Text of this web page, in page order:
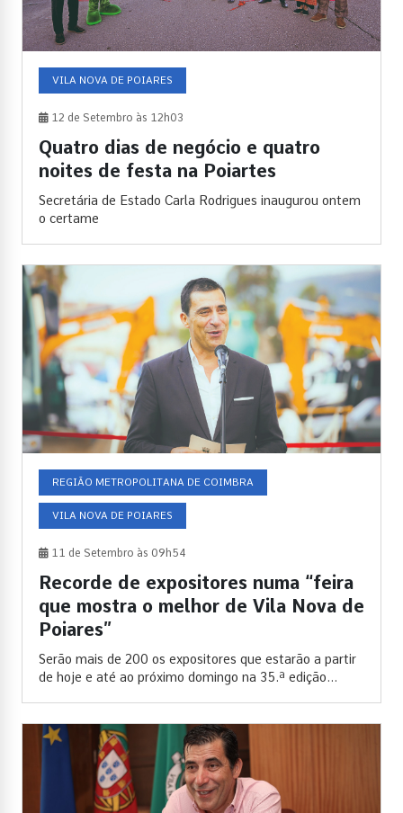
VILA NOVA DE POIARES
12 de Setembro às 12h03
Quatro dias de negócio e quatro
noites de festa na Poiartes
Secretária de Estado Carla Rodrigues inaugurou ontem
o certame
REGIÃO METROPOLITANA DE COIMBRA
VILA NOVA DE POIARES
11 de Setembro às 09h54
Recorde de expositores numa “feira
que mostra o melhor de Vila Nova de
Poiares”
Serão mais de 200 os expositores que estarão a partir
de hoje e até ao próximo domingo na 35.ª edição...